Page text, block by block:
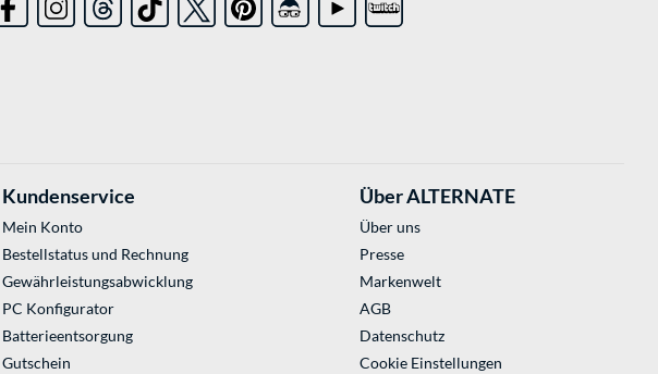
Kundenservice
Mein Konto
Bestellstatus und Rechnung
Gewährleistungsabwicklung
PC Konfigurator
Batterieentsorgung
Gutschein
Über ALTERNATE
Über uns
Presse
Markenwelt
AGB
Datenschutz
Cookie Einstellungen